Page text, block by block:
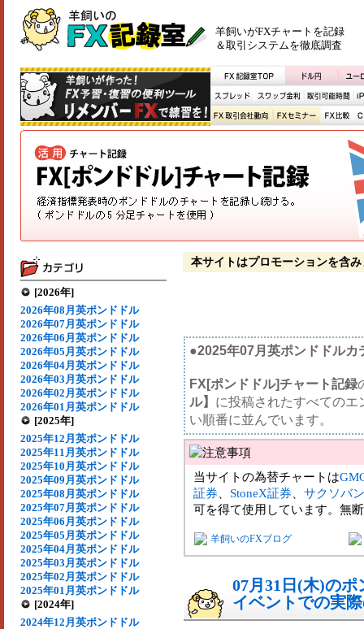
羊飼いがFXチャートを記録
＆取引システムを徹底調査
[2026年]
2026年08月英ポンドドル
2026年07月英ポンドドル
2026年06月英ポンドドル
2026年05月英ポンドドル
2026年04月英ポンドドル
2026年03月英ポンドドル
2026年02月英ポンドドル
2026年01月英ポンドドル
[2025年]
2025年12月英ポンドドル
2025年11月英ポンドドル
2025年10月英ポンドドル
2025年09月英ポンドドル
2025年08月英ポンドドル
2025年07月英ポンドドル
2025年06月英ポンドドル
2025年05月英ポンドドル
2025年04月英ポンドドル
2025年03月英ポンドドル
2025年02月英ポンドドル
2025年01月英ポンドドル
[2024年]
2024年12月英ポンドドル
本サイトはプロモーションを含み
●2025年07月英ポンドドルカ
FX[ポンドドル]チャート記録
ル】 に投稿されたすべての
い順番に並んでいます。
当サイトの為替チャートは
証券
StoneX証券
サクソバ
可を得て使用しています。無
羊飼いのFXブログ
07月31日(木)の
イベントでの実